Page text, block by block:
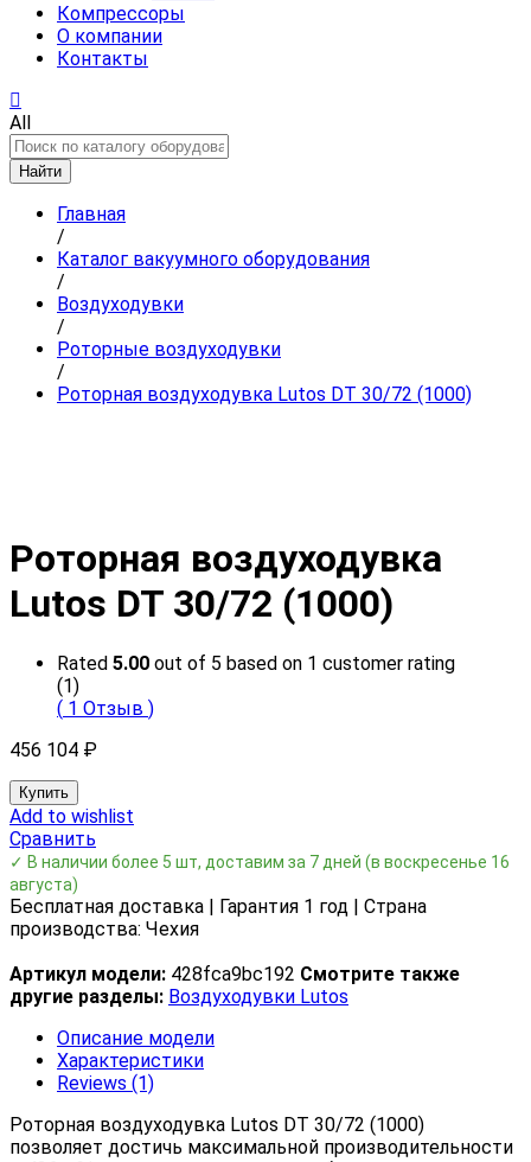
Компрессоры
О компании
Контакты
All
Найти
Главная
/
Каталог вакуумного оборудования
/
Воздуходувки
/
Роторные воздуходувки
/
Роторная воздуходувка Lutos DT 30/72 (1000)
Роторная воздуходувка
Lutos DT 30/72 (1000)
Rated 5.00 out of 5 based on 1 customer rating
(1)
( 1 Отзыв )
456 104 ₽
Купить
Add to wishlist
Сравнить
✓ В наличии более 5 шт, доставим за 7 дней (в воскресенье 16
августа)
Бесплатная доставка | Гарантия 1 год | Страна
производства: Чехия
Артикул модели: 428fca9bc192 Смотрите также
другие разделы: Воздуходувки Lutos
Описание модели
Характеристики
Reviews (1)
Роторная воздуходувка Lutos DT 30/72 (1000)
позволяет достичь максимальной производительности